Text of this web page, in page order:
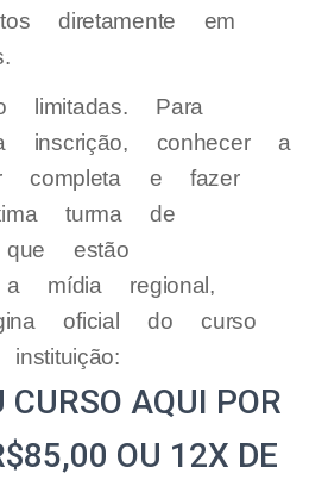
diretamente em
limitadas. Para
inscrição, conhecer a
completa e fazer
turma de
que estão
a mídia regional,
oficial do curso
CURSO AQUI POR
OU 12X DE